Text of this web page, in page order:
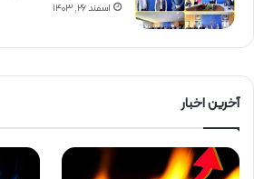
اسفند ۲۶, ۱۴۰۳
آخرین اخبار